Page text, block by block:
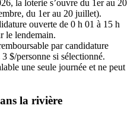
la loterie s’ouvre du 1er au 20
du 1er au 20 juillet).
ouverte de 0 h 01 à 15 h
le lendemain.
par candidature
$/personne si sélectionné.
une seule journée et ne peut
la rivière